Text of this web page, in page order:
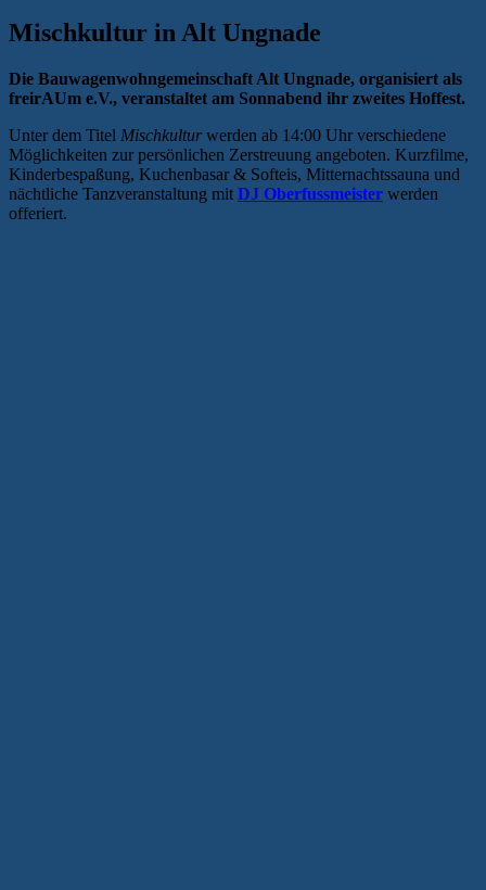
Mischkultur in Alt Ungnade
Die Bauwagenwohngemeinschaft Alt Ungnade, organisiert als
freirAUm e.V., veranstaltet am Sonnabend ihr zweites Hoffest.
Unter dem Titel Mischkultur werden ab 14:00 Uhr verschiedene
Möglichkeiten zur persönlichen Zerstreuung angeboten. Kurzfilme,
Kinderbespaßung, Kuchenbasar & Softeis, Mitternachtssauna und
nächtliche Tanzveranstaltung mit DJ Oberfussmeister werden
offeriert.